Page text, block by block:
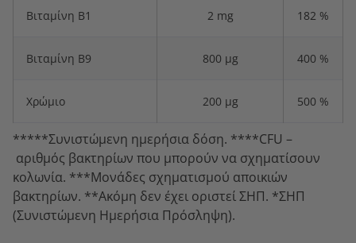
Βιταμίνη B1 2 mg 182 %
Βιταμίνη B9 800 µg 400 %
Χρώμιο 200 µg 500 %
*****Συνιστώμενη ημερήσια δόση. ****CFU –
αριθμός βακτηρίων που μπορούν να σχηματίσουν
κολωνία. ***Μονάδες σχηματισμού αποικιών
βακτηρίων. **Ακόμη δεν έχει οριστεί ΣΗΠ. *ΣΗΠ
(Συνιστώμενη Ημερήσια Πρόσληψη).